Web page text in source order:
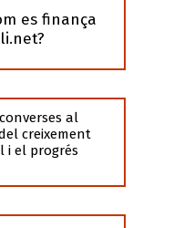
es finança
al
creixement
i el progrés